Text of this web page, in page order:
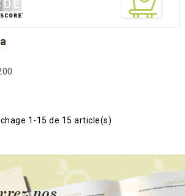
1-15 de 15 article(s)